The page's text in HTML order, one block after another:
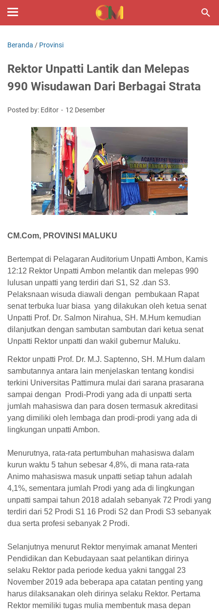
Beranda / Provinsi
Rektor Unpatti Lantik dan Melepas
990 Wisudawan Dari Berbagai Strata
Posted by: Editor 12 Desember
CM.Com, PROVINSI MALUKU
Bertempat di Pelagaran Auditorium Unpatti Ambon, Kamis
12:12 Rektor Unpatti Ambon melantik dan melepas 990
lulusan unpatti yang terdiri dari S1, S2 .dan S3.
Pelaksnaan wisuda diawali dengan pembukaan Rapat
senat terbuka luar biasa yang dilakukan oleh ketua senat
Unpatti Prof. Dr. Salmon Nirahua, SH. M.Hum kemudian
dilanjutkan dengan sambutan sambutan dari ketua senat
Unpatti Rektor unpatti dan wakil gubernur Maluku.
Rektor unpatti Prof. Dr. M.J. Saptenno, SH. M.Hum dalam
sambutannya antara lain menjelaskan tentang kondisi
terkini Universitas Pattimura mulai dari sarana prasarana
sampai dengan Prodi-Prodi yang ada di unpatti serta
jumlah mahasiswa dan para dosen termasuk akreditasi
yang dimiliki oleh lembaga dan prodi-prodi yang ada di
lingkungan unpatti Ambon.
Menurutnya, rata-rata pertumbuhan mahasiswa dalam
kurun waktu 5 tahun sebesar 4,8%, di mana rata-rata
Animo mahasiswa masuk unpatti setiap tahun adalah
4,1%, sementara jumlah Prodi yang ada di lingkungan
unpatti sampai tahun 2018 adalah sebanyak 72 Prodi yang
terdiri dari 52 Prodi S1 16 Prodi S2 dan Prodi S3 sebanyak
dua serta profesi sebanyak 2 Prodi.
Selanjutnya menurut Rektor menyimak amanat Menteri
Pendidikan dan Kebudayaan saat pelantikan dirinya
selaku Rektor pada periode kedua yakni tanggal 23
November 2019 ada beberapa apa catatan penting yang
harus dilaksanakan oleh dirinya selaku Rektor. Pertama
Rektor memiliki tugas mulia membentuk masa depan